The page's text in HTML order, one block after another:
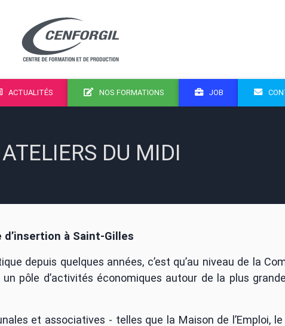
ACTUALITÉS NOS FORMATIONS JOB
DU MIDI
à Saint-Gilles
depuis quelques années, c’est qu’au niveau de la
pôle d’activités économiques autour de la plus
et associatives - telles que la Maison de l’Emploi, le